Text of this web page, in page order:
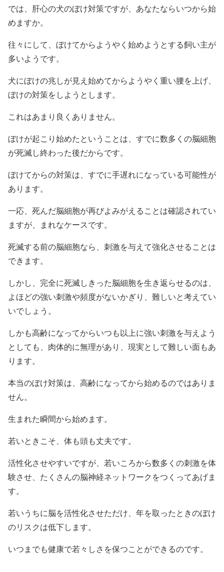
では、肝心の犬のぼけ対策ですが、あなたならいつから始
めますか。
往々にして、ぼけてからようやく始めようとする飼い主が
多いようです。
犬にぼけの兆しが見え始めてからようやく重い腰を上げ、
ぼけの対策をしようとします。
これはあまり良くありません。
ぼけが起こり始めたということは、すでに数多くの脳細胞
が死滅し終わった後だからです。
ぼけてからの対策は、すでに手遅れになっている可能性が
あります。
一応、死んだ脳細胞が再びよみがえることは確認されてい
ますが、まれなケースです。
死滅する前の脳細胞なら、刺激を与えて強化させることは
できます。
しかし、完全に死滅しきった脳細胞を生き返らせるのは、
よほどの強い刺激や頻度がないかぎり、難しいと考えてい
いでしょう。
しかも高齢になってからいつも以上に強い刺激を与えよう
としても、肉体的に無理があり、現実として難しい面もあ
ります。
本当のぼけ対策は、高齢になってから始めるのではありま
せん。
生まれた瞬間から始めます。
若いときこそ、体も頭も丈夫です。
活性化させやすいですが、若いころから数多くの刺激を体
験させ、たくさんの脳神経ネットワークをつくってあげま
す。
若いうちに脳を活性化させただけ、年を取ったときのぼけ
のリスクは低下します。
いつまでも健康で若々しさを保つことができるのです。